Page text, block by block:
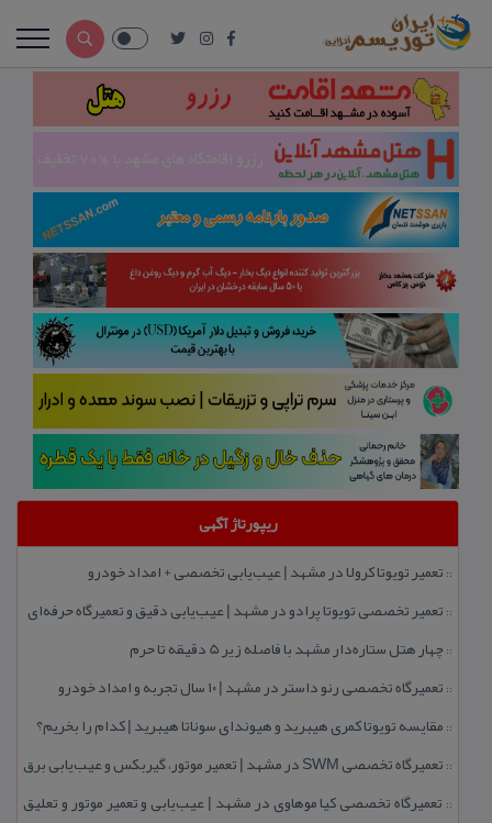
ریپورتاژ آگهی
:: تعمیر تویوتا كرولا در مشهد | عیب‌یابی تخصصی + امداد خودرو
:: تعمیر تخصصی تویوتا پرادو در مشهد | عیب‌یابی دقیق و تعمیرگاه حرفه‌ای
::چهار هتل‌ ستاره‌دار مشهد با فاصله زیر 5 دقیقه تا حرم
:: تعمیرگاه تخصصی رنو داستر در مشهد | ۱۰ سال تجربه و امداد خودرو
:: مقایسه تویوتا كمری هیبرید و هیوندای سوناتا هیبرید | كدام را بخریم؟
:: تعمیرگاه تخصصی SWM در مشهد | تعمیر موتور، گیربكس و عیب‌یابی برق
:: تعمیرگاه تخصصی كیا موهاوی در مشهد | عیب‌یابی و تعمیر موتور و تعلیق